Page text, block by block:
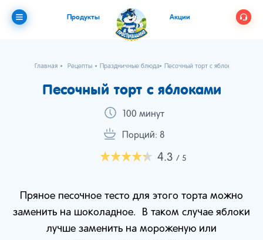
Продукты Акции
Главная Рецепты Праздничные блюда Песочный торт с яблоками
Песочный торт с яблоками
100 минут
Порций: 8
4.3 / 5
Пряное песочное тесто для этого торта можно
заменить на шоколадное. В таком случае яблоки
лучше заменить на мороженую или